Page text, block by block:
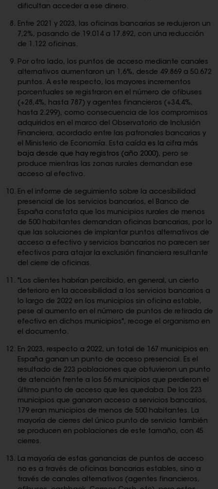
dificultan acceder a ese dinero.
Entre 2021 y 2023, las oficinas bancarias se redujeron un
7,2%, pasando de 19.014 a 17.892, con una reducción
de 1.122 oficinas.
Por otro lado, los puntos de acceso mediante canales
alternativos aumentaron un 1,6%, desde 49.869 a 50.672
puntos. A este respecto, los mayores incrementos
porcentuales se registraron en el número de ofibuses
(+28,4%, hasta 787) y agentes financieros (+34,4%,
hasta 2.299), como consecuencia de los compromisos
adquiridos en el marco del Observatorio de Inclusión
Financiera, acordado entre las patronales bancarias y
el Ministerio de Economía. Esta caída es la cifra más
baja desde que hay registros (año 2000), pero se
produce mientras las zonas rurales demandan ese
acceso al efectivo.
En el informe de seguimiento sobre la accesibilidad
presencial de los servicios bancarios, el Banco de
España constata que los municipios rurales de menos
de 500 habitantes demandan oficinas bancarias, por lo
que las soluciones de implantar puntos alternativos de
acceso a efectivo y servicios bancarios no parecen ser
efectivos para atajar la exclusión financiera resultante
del cierre de oficinas.
"Los clientes habrían percibido, en general, un cierto
deterioro en la accesibilidad a los servicios bancarios a
lo largo de 2022 en los municipios sin oficina estable,
pese al aumento en el número de puntos de retirada de
efectivo en dichos municipios", recoge el organismo en
el documento.
En 2023, respecto a 2022, un total de 167 municipios en
España ganan un punto de acceso presencial. Es el
resultado de 223 poblaciones que obtuvieron un punto
de atención frente a los 56 municipios que perdieron el
último punto de acceso que les quedaba. De los 223
municipios que ganaron acceso a servicios bancarios,
179 eran municipios de menos de 500 habitantes. La
mayoría de cierres del único punto de servicio también
se producen en poblaciones de este tamaño, con 45
cierres.
La mayoría de estas ganancias de puntos de acceso
no es a través de oficinas bancarias estables, sino a
través de canales alternativos (agentes financieros,